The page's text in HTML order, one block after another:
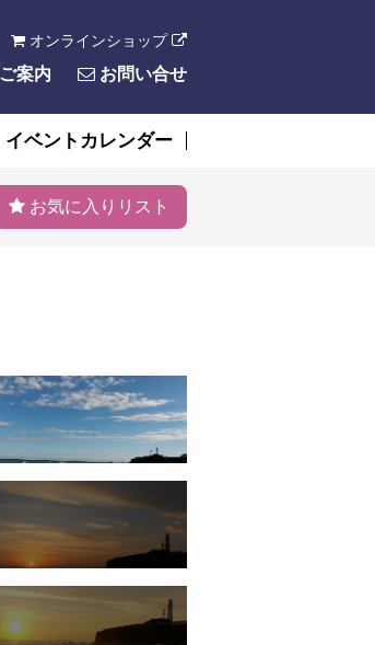
オンラインショップ
案内 お問い合せ
イベントカレンダー
お気に入りリスト